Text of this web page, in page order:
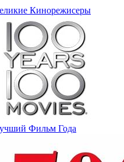
Кинорежисеры
Фильм Года